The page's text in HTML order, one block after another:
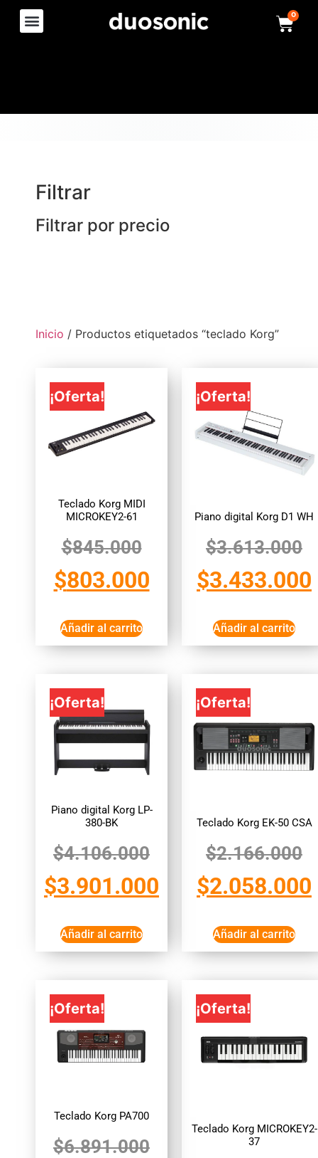
0
Filtrar
Filtrar por precio
Inicio / Productos etiquetados “teclado Korg”
¡Oferta!
Teclado Korg MIDI
MICROKEY2-61
$845.000
$803.000
Añadir al carrito
¡Oferta!
Piano digital Korg D1 WH
$3.613.000
$3.433.000
Añadir al carrito
¡Oferta!
Piano digital Korg LP-
380-BK
$4.106.000
$3.901.000
Añadir al carrito
¡Oferta!
Teclado Korg EK-50 CSA
$2.166.000
$2.058.000
Añadir al carrito
¡Oferta!
Teclado Korg PA700
$6.891.000
¡Oferta!
Teclado Korg MICROKEY2-
37